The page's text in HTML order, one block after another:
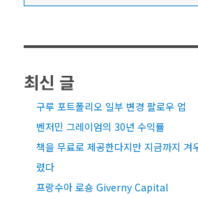
최신 글
구루 포트폴리오 일부 변경 팔로우 업
벤저민 그레이엄의 30년 수익률
책을 무료로 제공한다지만 지금까지 겨
렸다
프랑수아 로숑 Giverny Capital